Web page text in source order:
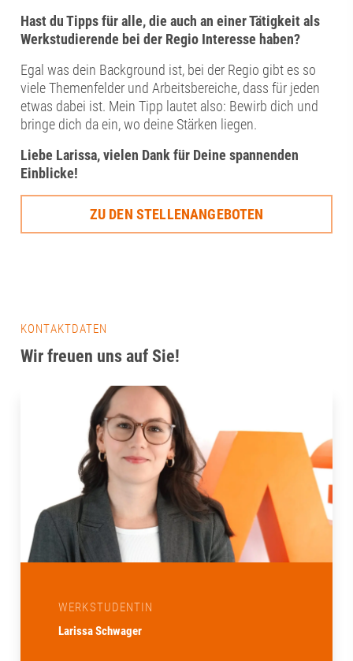
Hast du Tipps für alle, die auch an einer Tätigkeit als
Werkstudierende bei der Regio Interesse haben?
Egal was dein Background ist, bei der Regio gibt es so
viele Themenfelder und Arbeitsbereiche, dass für jeden
etwas dabei ist. Mein Tipp lautet also: Bewirb dich und
bringe dich da ein, wo deine Stärken liegen.
Liebe Larissa, vielen Dank für Deine spannenden
Einblicke!
ZU DEN STELLENANGEBOTEN
KONTAKTDATEN
Wir freuen uns auf Sie!
WERKSTUDENTIN
Larissa Schwager